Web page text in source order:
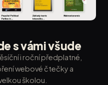
s vámi všude
i roční předplatné,
webové čtečky a
školou.